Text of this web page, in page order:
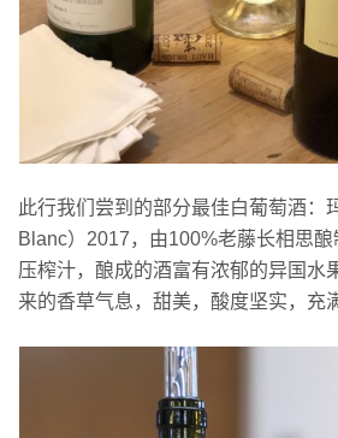
此行我们尝到的部分最佳白葡萄酒：
Blanc）2017，由100%老藤长相思
压榨汁，酿成的酒富有浓郁的异国水
来的香草气息，甜美，酸度坚实，充